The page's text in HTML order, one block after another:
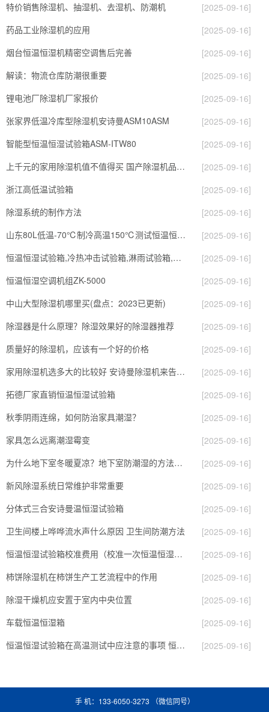
特价销售除湿机、抽湿机、去湿机、防潮机
[2025-09-16]
药品工业除湿机的应用
[2025-09-16]
烟台恒温恒湿机精密空调售后完善
[2025-09-16]
解读：物流仓库防潮很重要
[2025-09-16]
锂电池厂除湿机厂家报价
[2025-09-16]
张家界低温冷库型除湿机安诗曼ASM10ASM
[2025-09-16]
智能型恒温恒湿试验箱ASM-ITW80
[2025-09-16]
上千元的家用除湿机值不值得买 国产除湿机品牌哪个好
[2025-09-16]
浙江高低温试验箱
[2025-09-16]
除湿系统的制作方法
[2025-09-16]
山东80L低温-70℃制冷高温150℃测试恒温恒湿试验箱厂家
[2025-09-16]
恒温恒湿试验箱,冷热冲击试验箱,淋雨试验箱,高低温试验箱－豪恩仪器
[2025-09-16]
恒温恒湿空调机组ZK-5000
[2025-09-16]
中山大型除湿机哪里买(盘点：2023已更新)
[2025-09-16]
除湿器是什么原理？除湿效果好的除湿器推荐
[2025-09-16]
质量好的除湿机，应该有一个好的价格
[2025-09-16]
家用除湿机选多大的比较好 安诗曼除湿机来告诉你
[2025-09-16]
拓德厂家直销恒温恒湿试验箱
[2025-09-16]
秋季阴雨连绵，如何防治家具潮湿？
[2025-09-16]
家具怎么远离潮湿霉变
[2025-09-16]
为什么地下室冬暖夏凉？地下室防潮湿的方法有哪些
[2025-09-16]
新风除湿系统日常维护非常重要
[2025-09-16]
分体式三合安诗曼温恒湿试验箱
[2025-09-16]
卫生间楼上哗哗流水声什么原因 卫生间防潮方法
[2025-09-16]
恒温恒湿试验箱校准费用（校准一次恒温恒湿试验箱多少钱）
[2025-09-16]
柿饼除湿机在柿饼生产工艺流程中的作用
[2025-09-16]
除湿干燥机应安置于室内中央位置
[2025-09-16]
车载恒温恒湿箱
[2025-09-16]
恒温恒湿试验箱在高温测试中应注意的事项 恒温恒湿试验箱如何做好保养
[2025-09-16]
手 机：133-6050-3273 （微信同号）